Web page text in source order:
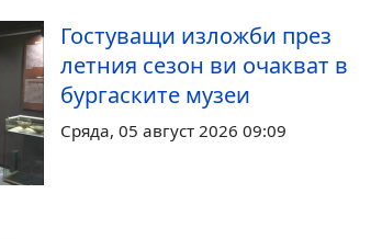
Гостуващи изложби през
летния сезон ви очакват в
бургаските музеи
Сряда, 05 август 2026 09:09